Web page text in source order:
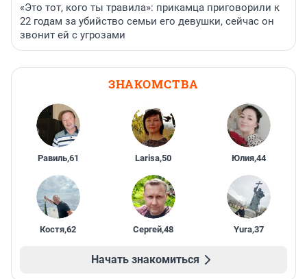
«Это тот, кого ты травила»: прикамца приговорили к
22 годам за убийство семьи его девушки, сейчас он
звонит ей с угрозами
ЗНАКОМСТВА
Равиль,61 Larisa,50 Юлия,44
Костя,62 Сергей,48 Yura,37
Начать знакомиться